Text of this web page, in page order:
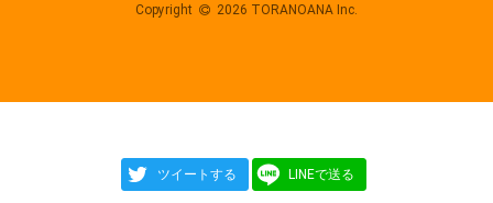
ツイートする LINEで送る
Copyright 2026 TORANOANA Inc.